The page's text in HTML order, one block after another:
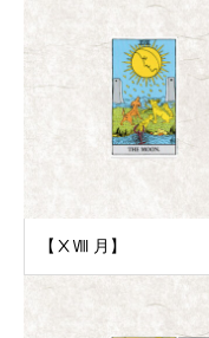
【ⅩⅧ 月】